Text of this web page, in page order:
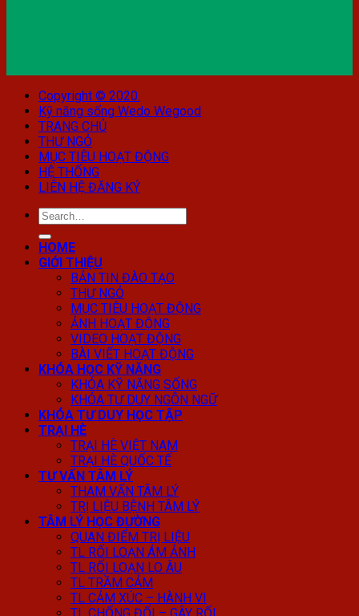
Copyright © 2020.
Kỹ năng sống Wedo Wegood
TRANG CHỦ
THƯ NGỎ
MỤC TIÊU HOẠT ĐỘNG
HỆ THỐNG
LIÊN HỆ ĐĂNG KÝ
HOME
GIỚI THIỆU
BẢN TIN ĐÀO TẠO
THƯ NGỎ
MỤC TIÊU HOẠT ĐỘNG
ẢNH HOẠT ĐỘNG
VIDEO HOẠT ĐỘNG
BÀI VIẾT HOẠT ĐỘNG
KHÓA HỌC KỸ NĂNG
KHÓA KỸ NĂNG SỐNG
KHÓA TƯ DUY NGÔN NGỮ
KHÓA TƯ DUY HỌC TẬP
TRẠI HÈ
TRẠI HÈ VIỆT NAM
TRẠI HÈ QUỐC TẾ
TƯ VẤN TÂM LÝ
THAM VẤN TÂM LÝ
TRỊ LIỆU BỆNH TÂM LÝ
TÂM LÝ HỌC ĐƯỜNG
QUAN ĐIỂM TRỊ LIỆU
TL RỐI LOẠN ÁM ẢNH
TL RỐI LOẠN LO ÂU
TL TRẦM CẢM
TL CẢM XÚC – HÀNH VI